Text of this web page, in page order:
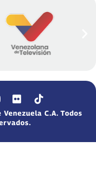
C.A. Todos